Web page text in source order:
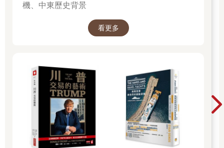
如：「妹妹過來！逼逼！」經過長時間的重複訓練之後，當鳥寶
機、中東歷史背景
看更多